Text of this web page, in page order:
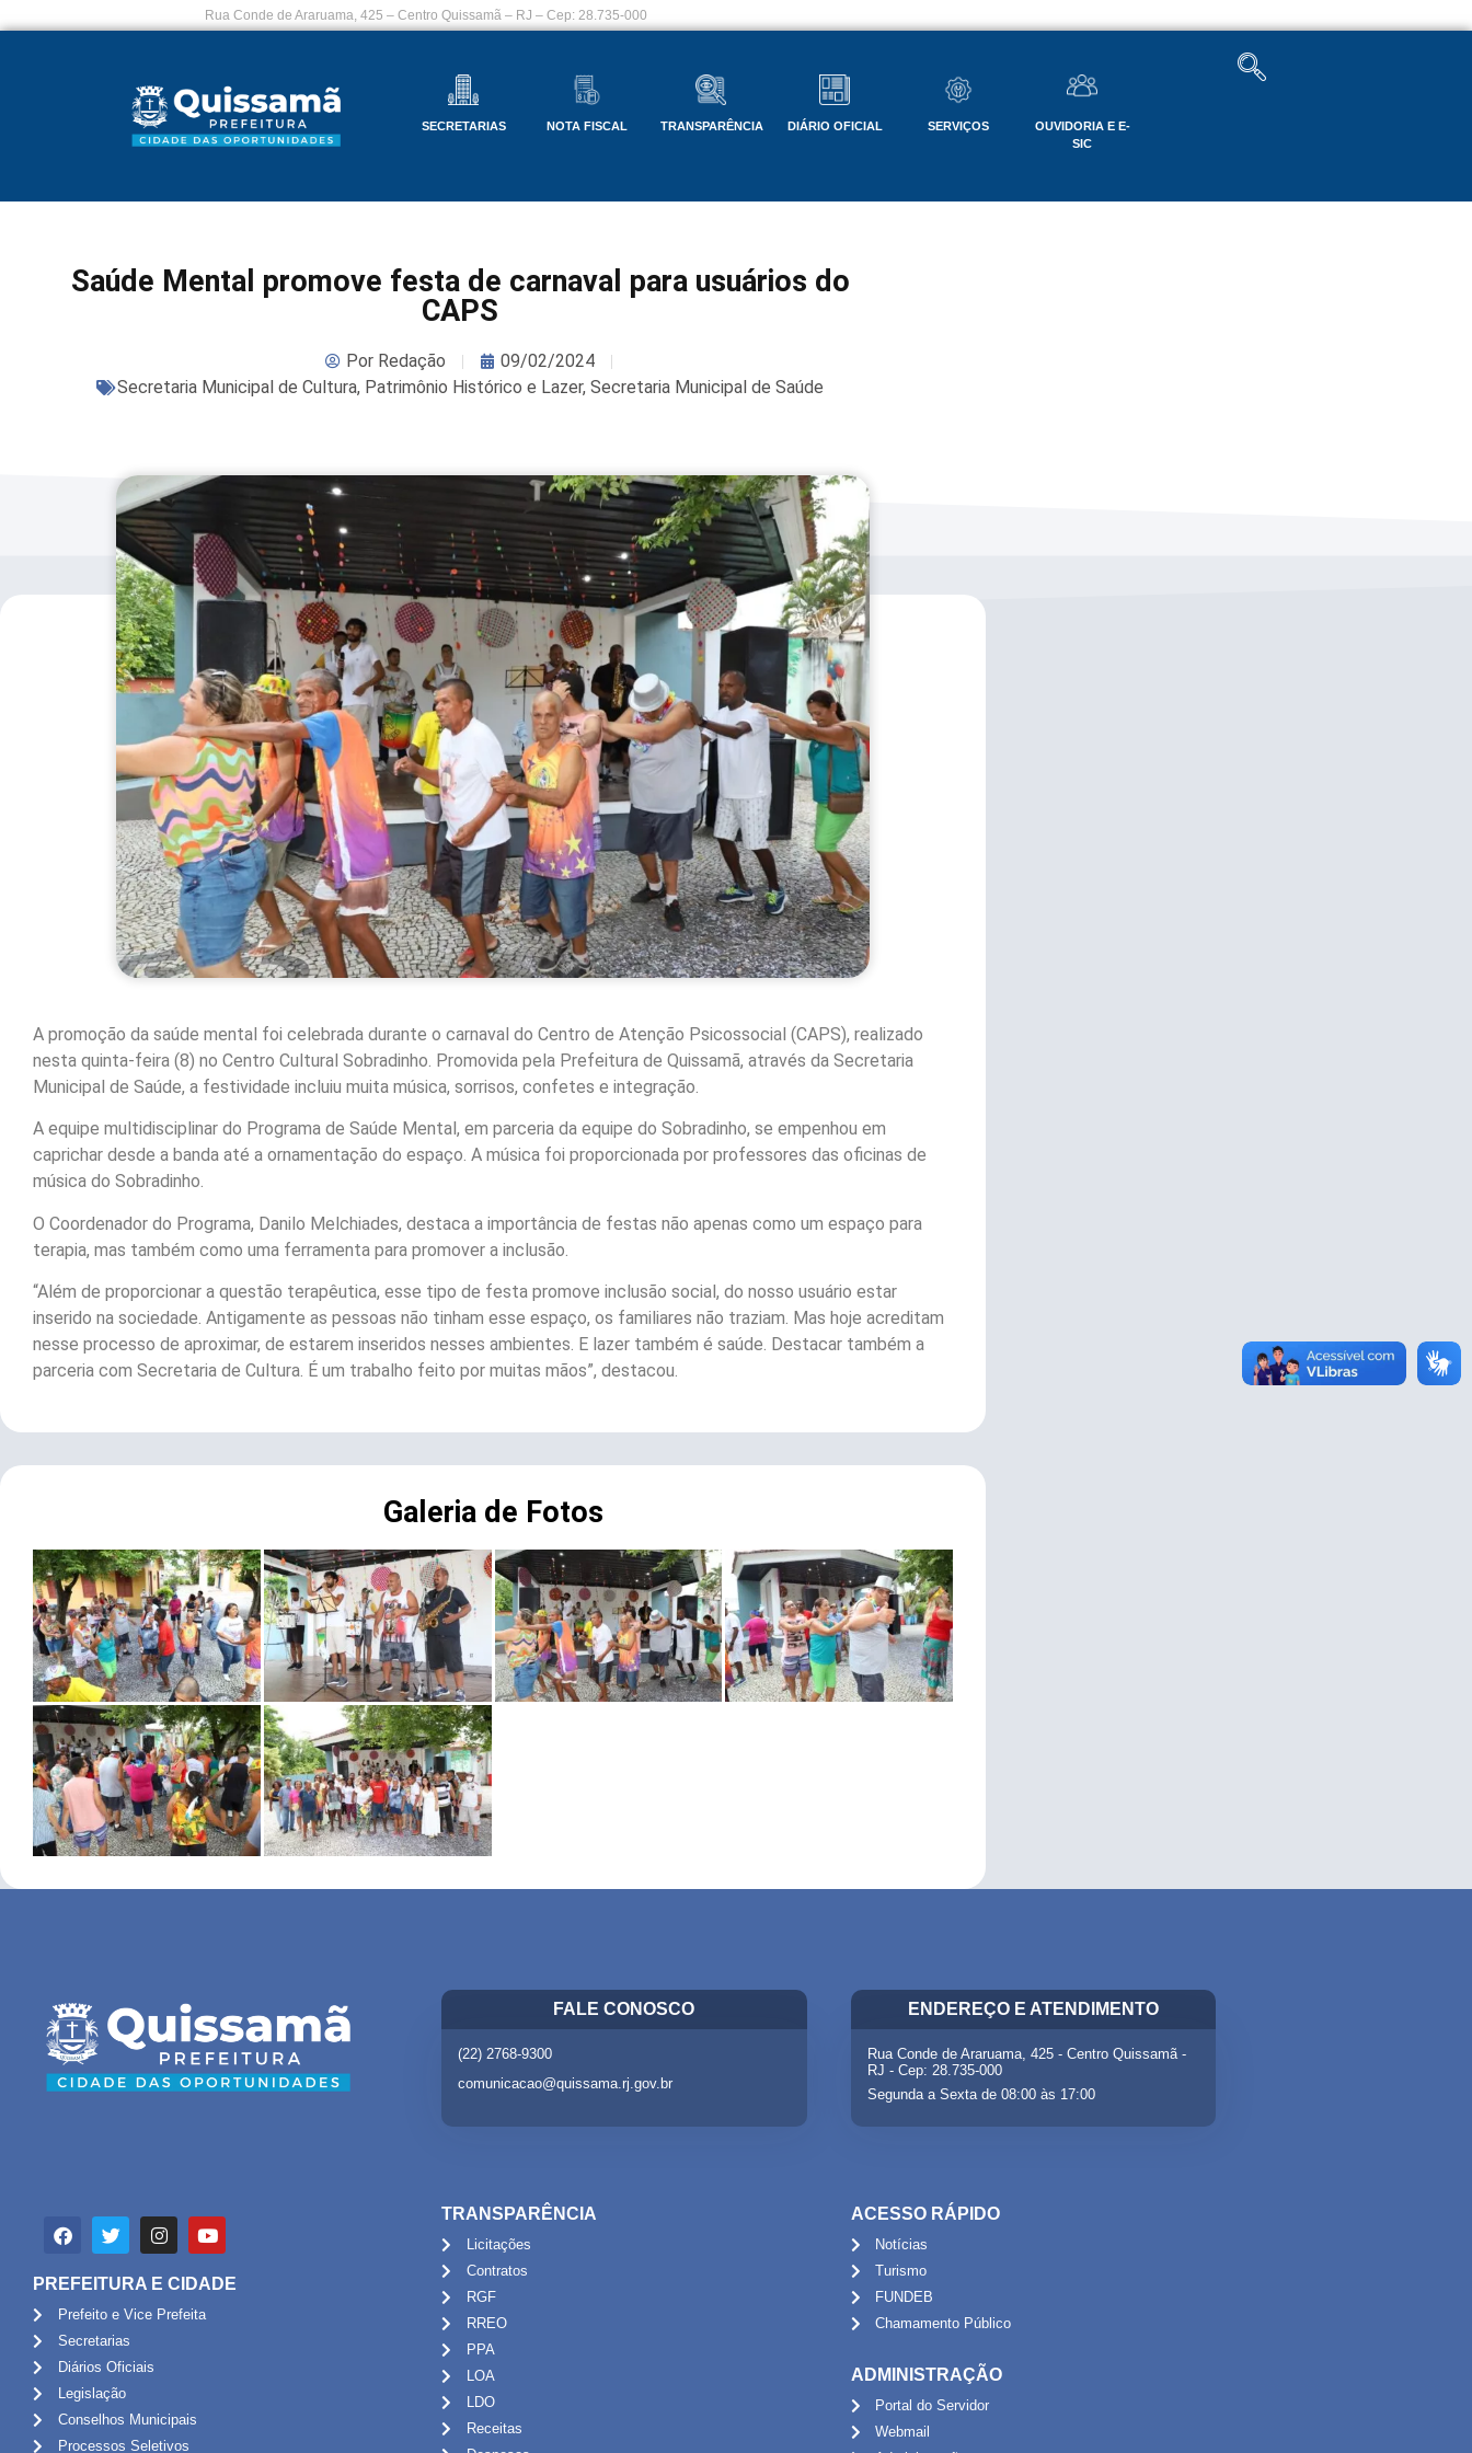
Rua Conde de Araruama, 425 – Centro Quissamã – RJ – Cep: 28.735-000
SECRETARIAS NOTA FISCAL TRANSPARÊNCIA DIÁRIO OFICIAL SERVIÇOS
OUVIDORIA E E-
SIC
Saúde Mental promove festa de carnaval para usuários do
CAPS
PorRedação
09/02/2024
Secretaria Municipal de Cultura, Patrimônio Histórico e Lazer, Secretaria Municipal de Saúde
A promoção da saúde mental foi celebrada durante o carnaval do Centro de Atenção Psicossocial (CAPS), realizado
nesta quinta-feira (8) no Centro Cultural Sobradinho. Promovida pela Prefeitura de Quissamã, através da Secretaria
Municipal de Saúde, a festividade incluiu muita música, sorrisos, confetes e integração.
A equipe multidisciplinar do Programa de Saúde Mental, em parceria da equipe do Sobradinho, se empenhou em
caprichar desde a banda até a ornamentação do espaço. A música foi proporcionada por professores das oficinas de
música do Sobradinho.
O Coordenador do Programa, Danilo Melchiades, destaca a importância de festas não apenas como um espaço para
terapia, mas também como uma ferramenta para promover a inclusão.
“Além de proporcionar a questão terapêutica, esse tipo de festa promove inclusão social, do nosso usuário estar
inserido na sociedade. Antigamente as pessoas não tinham esse espaço, os familiares não traziam. Mas hoje acreditam
nesse processo de aproximar, de estarem inseridos nesses ambientes. E lazer também é saúde. Destacar também a
parceria com Secretaria de Cultura. É um trabalho feito por muitas mãos”, destacou.
Galeria de Fotos
FALE CONOSCO
(22) 2768-9300
comunicacao@quissama.rj.gov.br
ENDEREÇO E ATENDIMENTO
Rua Conde de Araruama, 425 - Centro Quissamã -
RJ - Cep: 28.735-000
Segunda a Sexta de 08:00 às 17:00
PREFEITURA E CIDADE
Prefeito e Vice Prefeita
Secretarias
Diários Oficiais
Legislação
Conselhos Municipais
Processos Seletivos
TRANSPARÊNCIA
Licitações
Contratos
RGF
RREO
PPA
LOA
LDO
Receitas
ACESSO RÁPIDO
Notícias
Turismo
FUNDEB
Chamamento Público
ADMINISTRAÇÃO
Portal do Servidor
Webmail